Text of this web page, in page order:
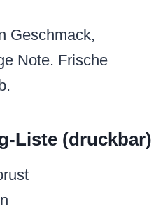
Geschmack,
Note. Frische
Liste (druckbar)